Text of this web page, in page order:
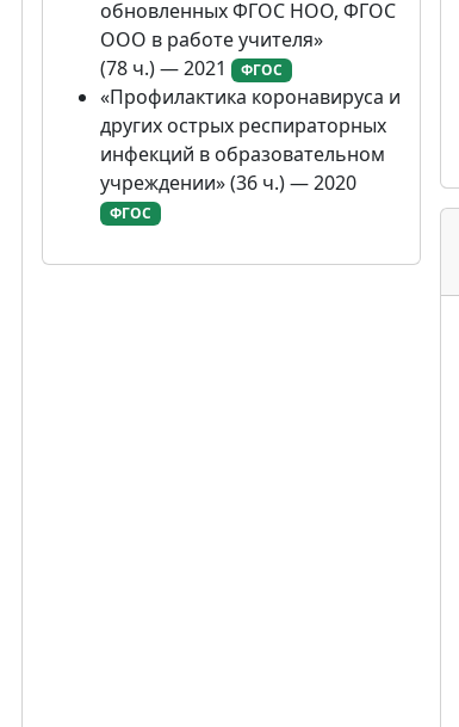
обновленных ФГОС НОО, ФГОС
ООО в работе учителя»
(78 ч.) — 2021
ФГОС
«Профилактика коронавируса и
других острых респираторных
инфекций в образовательном
учреждении» (36 ч.) — 2020
ФГОС